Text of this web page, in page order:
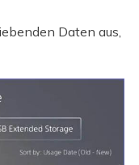
Daten aus,